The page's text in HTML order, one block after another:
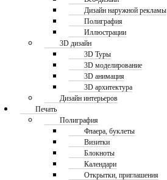
Дизайн наружной рекламы
Полиграфия
Иллюстрации
3D дизайн
3D Туры
3D моделирование
3D анимация
3D архитектура
Дизайн интерьеров
Печать
Полиграфия
Флаера, буклеты
Визитки
Блокноты
Календари
Открытки, приглашения